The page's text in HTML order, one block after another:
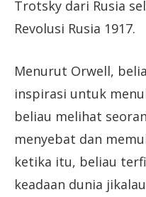
Trotsky dari Rusia
Revolusi Rusia 1917.
Menurut Orwell,
inspirasi untuk
beliau melihat
menyebat dan
ketika itu, beliau
keadaan dunia